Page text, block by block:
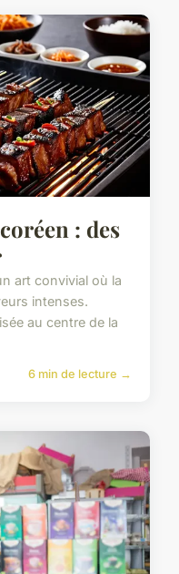
: des
art convivial où la
intenses.
au centre de la
6 min de lecture →